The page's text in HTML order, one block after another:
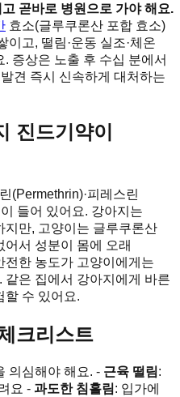
곧바로 병원으로 가야 해요.
효소(글루쿠론산 포합 효소)
고, 떨림·운동 실조·체온
증상은 노출 후 수십 분에서
견 즉시 신속하게 대처하는
진드기약이
(Permethrin)·피레스린
들어 있어요. 강아지는
지만, 고양이는 글루쿠론산
서 성분이 몸에 오래
전한 농도가 고양이에게는
은 집에서 강아지에게 바른
할 수 있어요.
크리스트
의심해야 해요. - 근육 떨림:
요 - 과도한 침흘림: 입가에